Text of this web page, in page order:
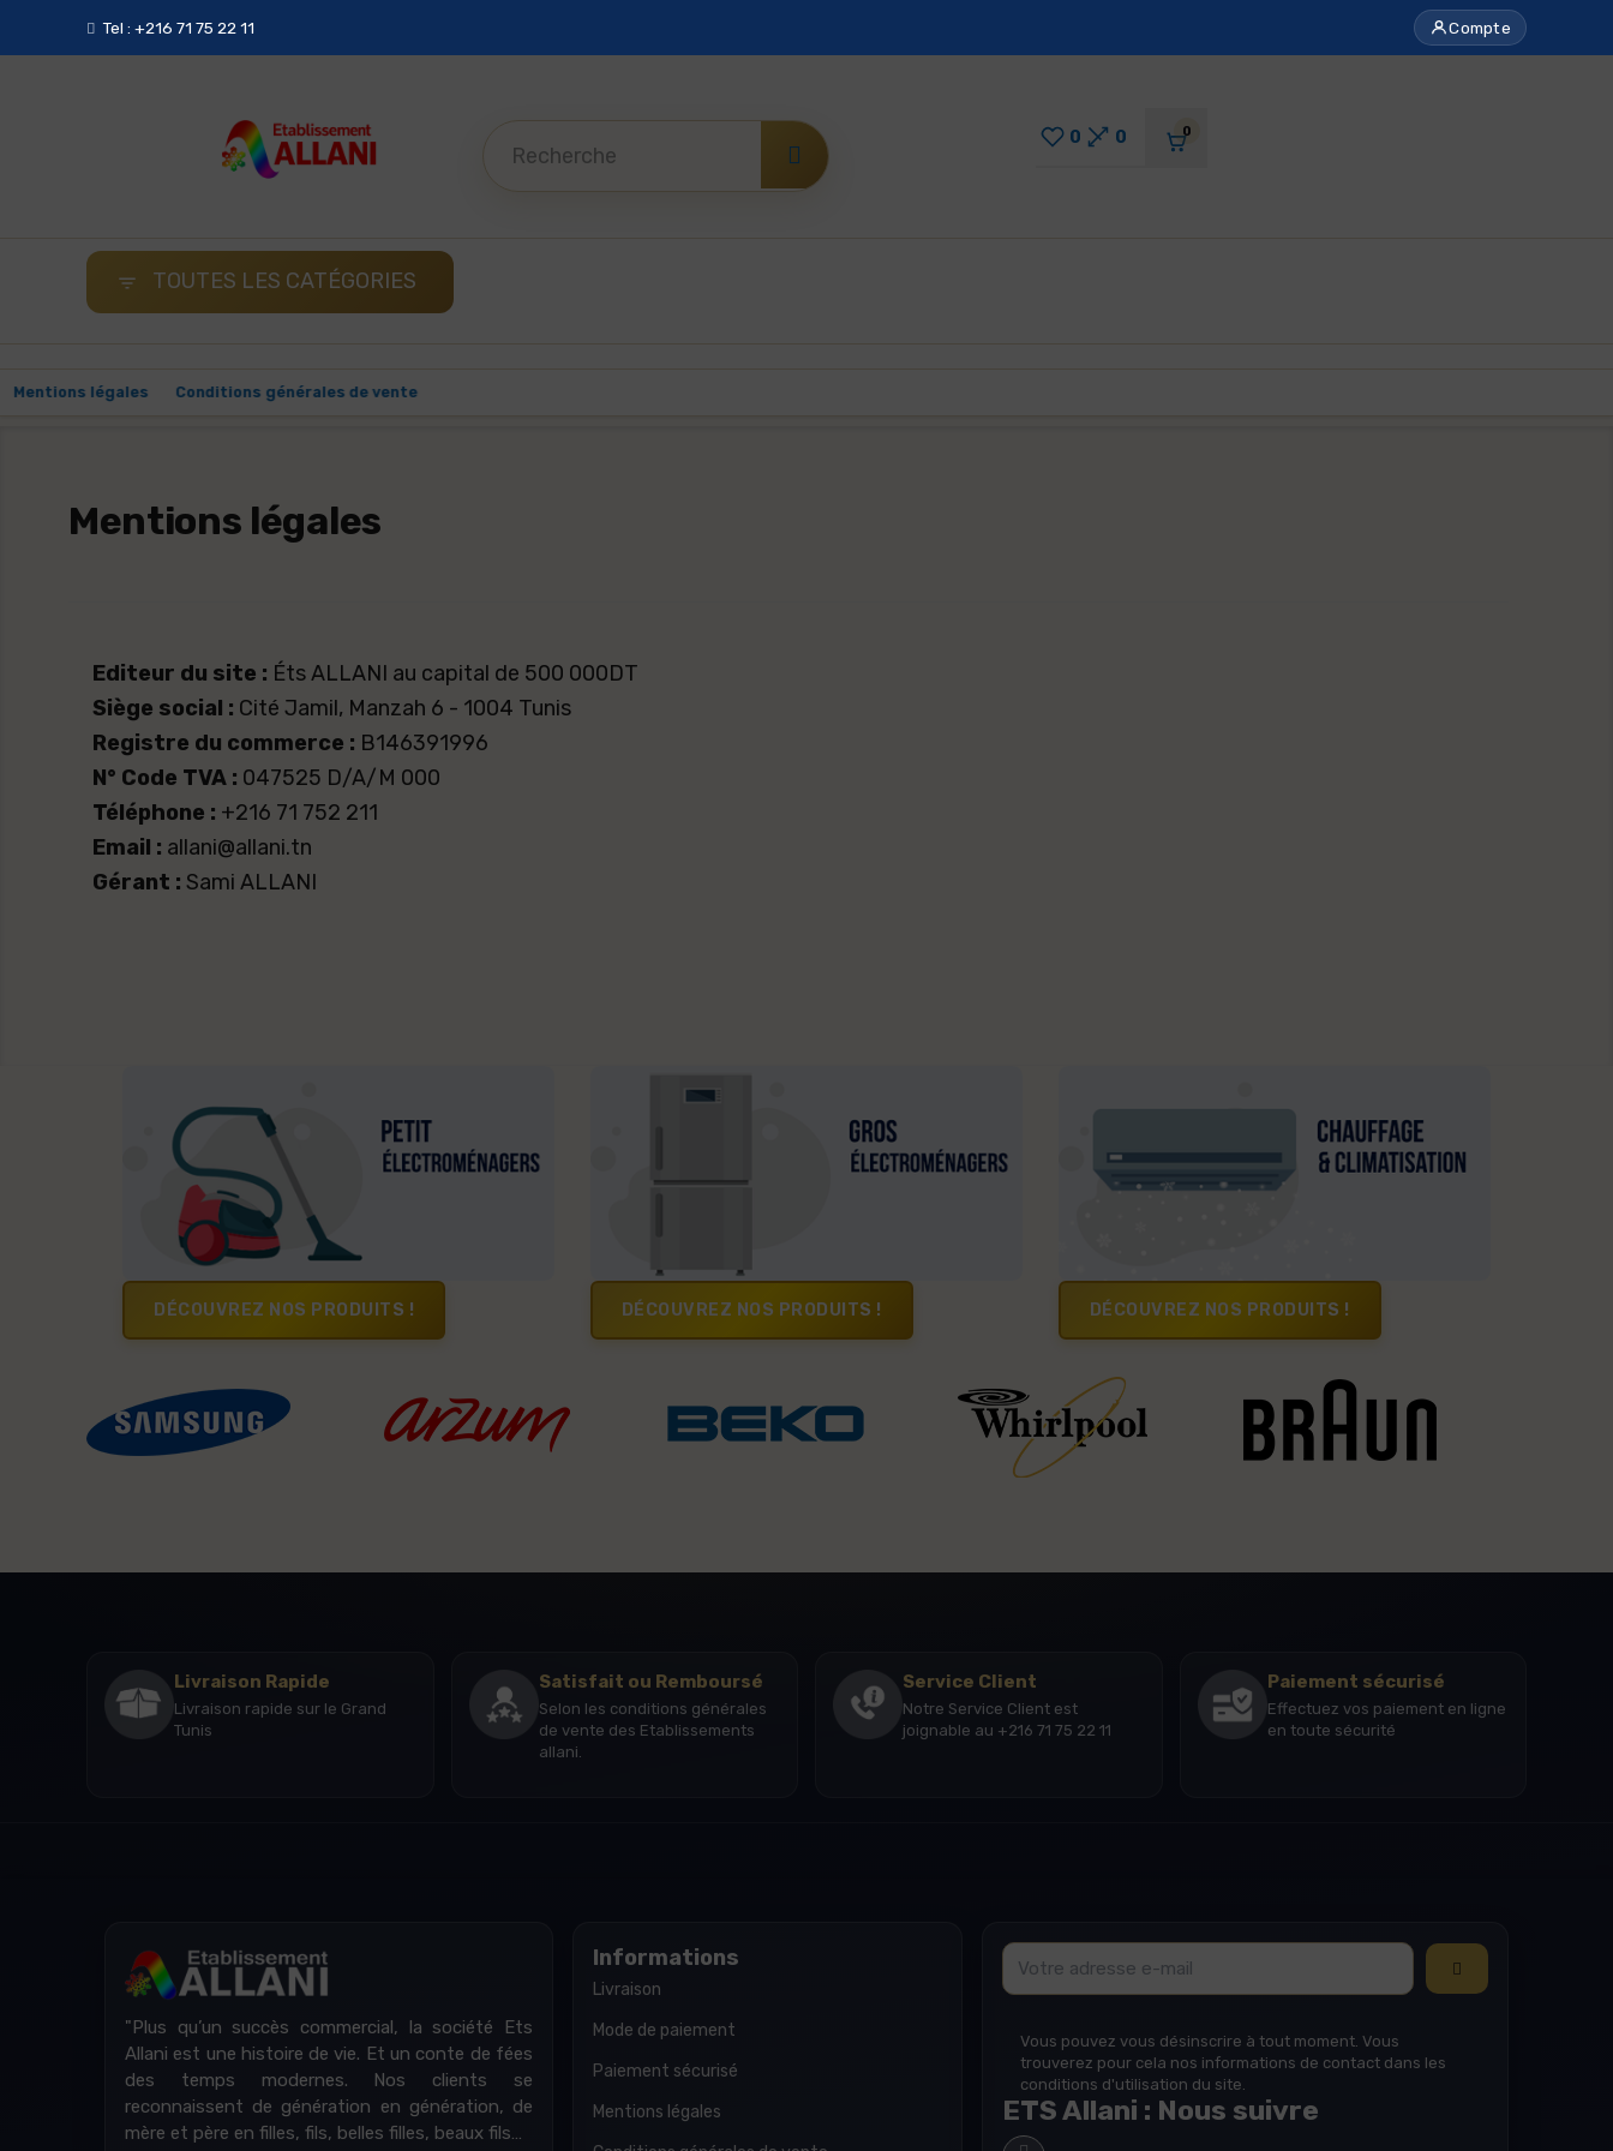
Tel : +216 71 75 22 11 Compte
0 0 0
 TOUTES LES CATÉGORIES
Mentions légales Conditions générales de vente
Mentions légales
Editeur du site : Éts ALLANI au capital de 500 000DT
Siège social : Cité Jamil, Manzah 6 - 1004 Tunis
Registre du commerce : B146391996
N° Code TVA : 047525 D/A/M 000
Téléphone : +216 71 752 211
Email : allani@allani.tn
Gérant : Sami ALLANI
DÉCOUVREZ NOS PRODUITS ! DÉCOUVREZ NOS PRODUITS ! DÉCOUVREZ NOS PRODUITS !
Livraison Rapide
Livraison rapide sur le Grand
Tunis
Satisfait ou Remboursé
Selon les conditions générales
de vente des Etablissements
allani.
Service Client
Notre Service Client est
joignable au +216 71 75 22 11
Paiement sécurisé
Effectuez vos paiement en ligne
en toute sécurité
"Plus qu’un succès commercial, la société Ets
Allani est une histoire de vie. Et un conte de fées
des temps modernes. Nos clients se
reconnaissent de génération en génération, de
mère et père en filles, fils, belles filles, beaux fils…
Informations
Livraison
Mode de paiement
Paiement sécurisé
Mentions légales
Email
Vous pouvez vous désinscrire à tout moment. Vous
trouverez pour cela nos informations de contact dans les
conditions d'utilisation du site.
ETS Allani : Nous suivre